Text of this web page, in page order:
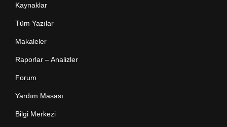
Kaynaklar
Tüm Yazılar
Makaleler
Raporlar – Analizler
Forum
Yardım Masası
Bilgi Merkezi